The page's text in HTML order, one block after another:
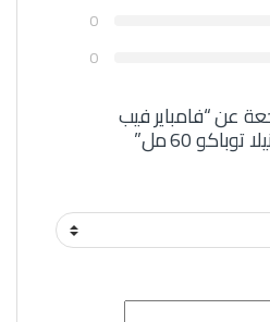
0
0
عن “فامباير فيب
60 مل”